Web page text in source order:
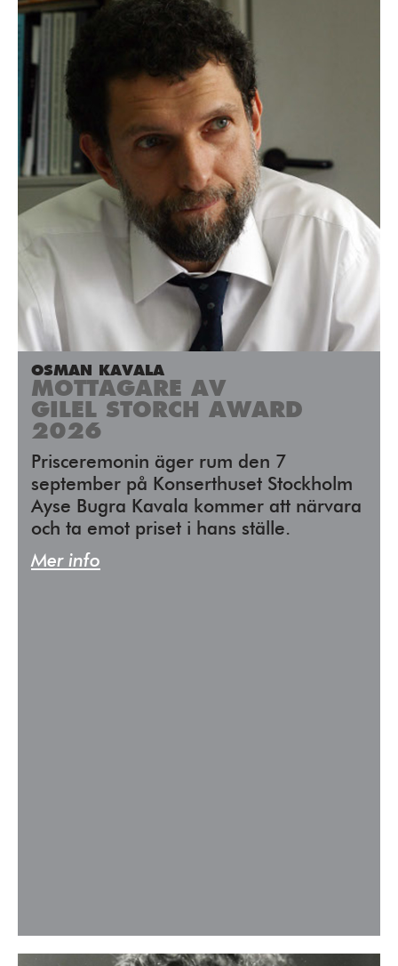
OSMAN KAVALA
MOTTAGARE AV
GILEL STORCH AWARD
2026
Prisceremonin äger rum den 7
september på Konserthuset Stockholm
Ayse Bugra Kavala kommer att närvara
och ta emot priset i hans ställe.
Mer info